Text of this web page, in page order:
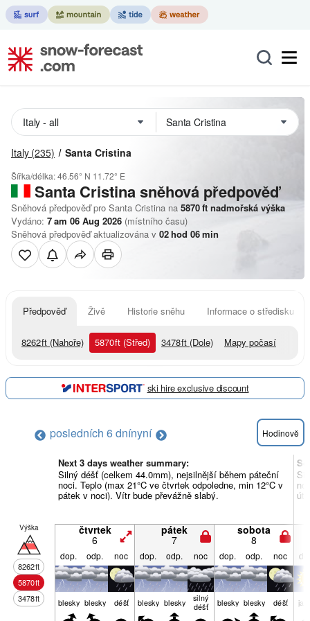
Italy (235) Santa Cristina
Šířka/délka:46.56° N 11.72° E
Santa Cristinasněhová předpověď
Sněhová předpověď pro Santa Cristina na 5870ft nadmořská výška
Vydáno: 7 am 06 Aug 2026 (místního času)
Sněhová předpověď aktualizována v 02hod 06min
Předpověď Živě Historie sněhu Informace o středisku
8262ft (Nahoře) 5870ft (Střed) 3478ft (Dole) Mapy počasí
ski hire exclusive discount
posledních 6 dnínyní Hodinově
Next 3 days weather summary:
Silný déšť (celkem 44.0mm), nejsilnější během páteční
noci. Teplo (max 21°C ve čtvrtek odpoledne, min 12°C v
pátek v noci). Vítr bude převážně slabý.
Výška
8262ft
5870ft
3478ft
čtvrtek
6
pátek
7
sobota
8
dop. odp. noc dop. odp. noc dop. odp. noc
blesky blesky déšť blesky blesky silný
déšť blesky blesky déšť